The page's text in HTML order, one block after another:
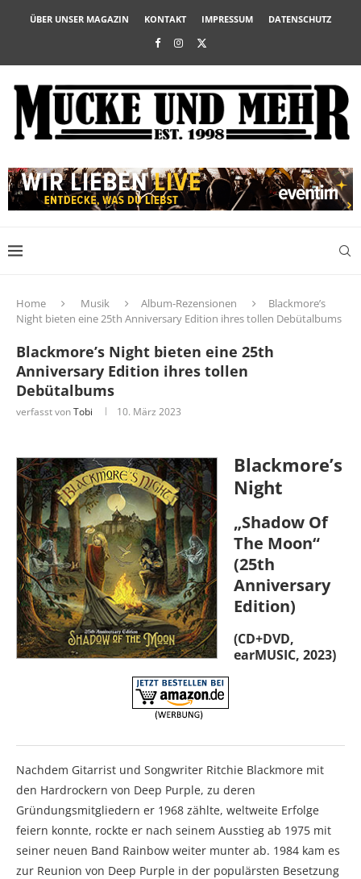
ÜBER UNSER MAGAZIN KONTAKT IMPRESSUM DATENSCHUTZ
Home Musik Album-Rezensionen
Blackmore’s
Night bieten eine 25th Anniversary Edition ihres tollen Debütalbums
Blackmore’s Night bieten eine 25th
Anniversary Edition ihres tollen
Debütalbums
verfasst vonTobi 10. März 2023
Blackmore’s
Night
„Shadow Of
The Moon“
(25th
Anniversary
Edition)
(CD+DVD,
earMUSIC, 2023)
Nachdem Gitarrist und Songwriter Ritchie Blackmore mit
den Hardrockern von Deep Purple, zu deren
Gründungsmitgliedern er 1968 zählte, weltweite Erfolge
feiern konnte, rockte er nach seinem Ausstieg ab 1975 mit
seiner neuen Band Rainbow weiter munter ab. 1984 kam es
zur Reunion von Deep Purple in der populärsten Besetzung